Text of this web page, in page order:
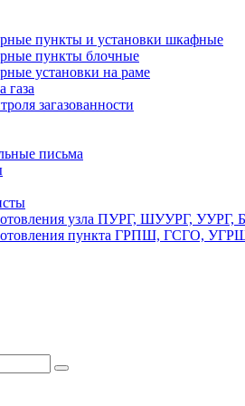
пункты и установки шкафные
пункты блочные
установки на раме
газа
загазованности
письма
узла ПУРГ, ШУУРГ, УУРГ,
пункта ГРПШ, ГСГО,